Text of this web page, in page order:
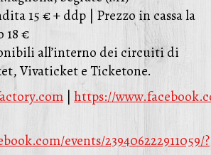
15 € + ddp | Prezzo in cassa la
18 €
all’interno dei circuiti di
Vivaticket e Ticketone.
| https://
events/239406222911059/?